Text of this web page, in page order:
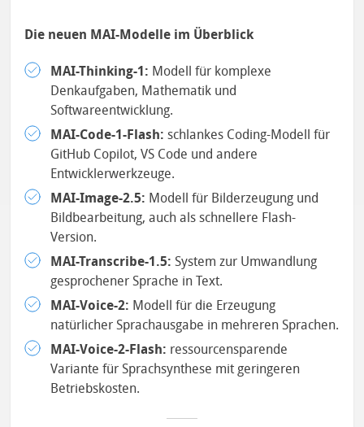
Die neuen MAI-Modelle im Überblick
MAI-Thinking-1: Modell für komplexe
Denkaufgaben, Mathematik und
Softwareentwicklung.
MAI-Code-1-Flash: schlankes Coding-Modell für
GitHub Copilot, VS Code und andere
Entwicklerwerkzeuge.
MAI-Image-2.5: Modell für Bilderzeugung und
Bildbearbeitung, auch als schnellere Flash-
Version.
MAI-Transcribe-1.5: System zur Umwandlung
gesprochener Sprache in Text.
MAI-Voice-2: Modell für die Erzeugung
natürlicher Sprachausgabe in mehreren Sprachen.
MAI-Voice-2-Flash: ressourcensparende
Variante für Sprachsynthese mit geringeren
Betriebskosten.